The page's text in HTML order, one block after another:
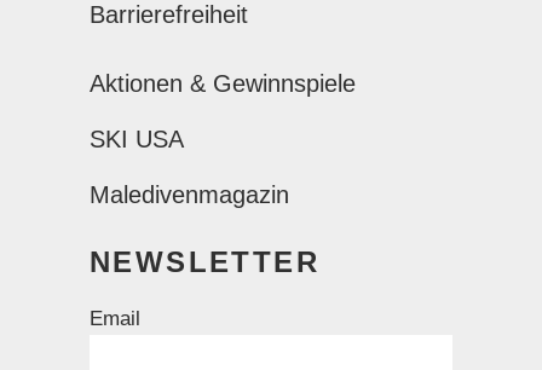
Barrierefreiheit
Aktionen & Gewinnspiele
SKI USA
Maledivenmagazin
NEWSLETTER
Email